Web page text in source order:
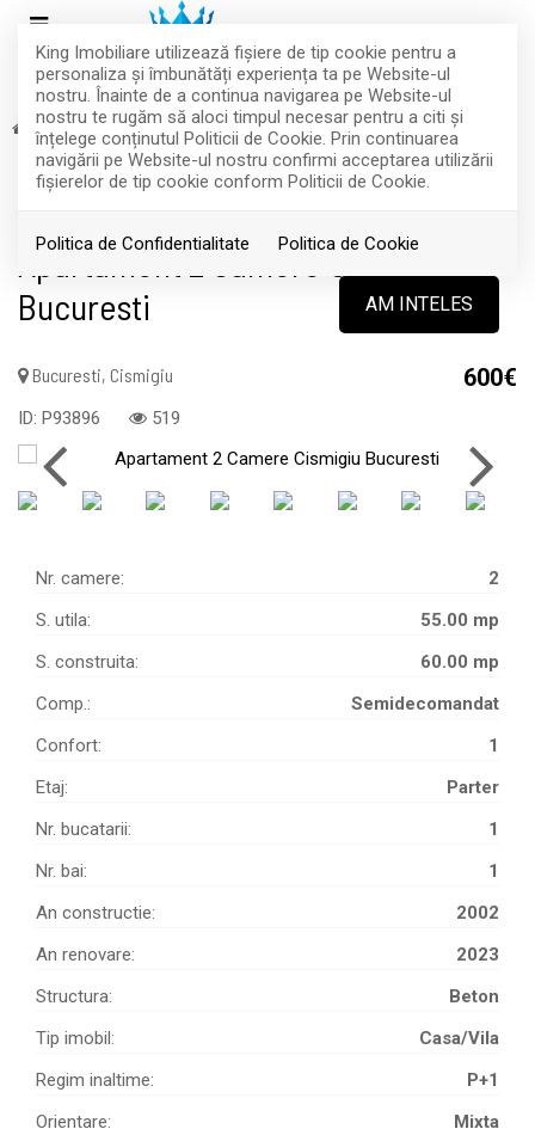
King Imobiliare utilizează fişiere de tip cookie pentru a
personaliza și îmbunătăți experiența ta pe Website-ul
nostru. Înainte de a continua navigarea pe Website-ul
nostru te rugăm să aloci timpul necesar pentru a citi și
înțelege conținutul Politicii de Cookie. Prin continuarea
navigării pe Website-ul nostru confirmi acceptarea utilizării
fişierelor de tip cookie conform Politicii de Cookie.
Politica de Confidentialitate Politica de Cookie
AM INTELES
Inchiriere Apartamente Bucuresti Cismigiu
Acest anunt nu mai este activ !
Apartament 2 Camere Cismigiu
Bucuresti
Bucuresti, Cismigiu 600€
ID: P93896 519
INCHIRIAT
Nr. camere:
2
S. utila:
55.00 mp
S. construita:
60.00 mp
Comp.:
Semidecomandat
Confort:
1
Etaj:
Parter
Nr. bucatarii:
1
Nr. bai:
1
An constructie:
2002
An renovare:
2023
Structura:
Beton
Tip imobil:
Casa/Vila
Regim inaltime:
P+1
Orientare:
Mixta